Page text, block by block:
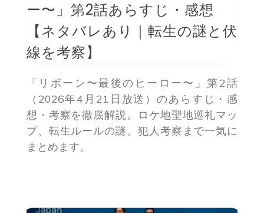
ー〜」第2話あらすじ・感想
【ネタバレあり｜転生の謎と伏
線を考察】
「リボーン〜最後のヒーロー〜」第2話
（2026年4月21日放送）のあらすじ・感
想・考察を徹底解説。ロケ地聖地巡礼マッ
プ、転生ルールの謎、犯人考察まで一気に
まとめます。